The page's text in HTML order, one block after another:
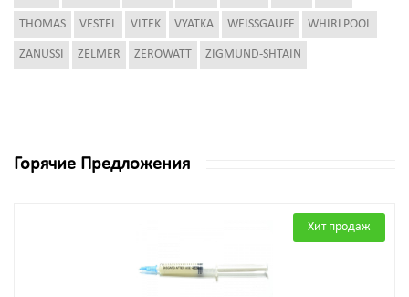
THOMAS VESTEL VITEK VYATKA WEISSGAUFF WHIRLPOOL
ZANUSSI ZELMER ZEROWATT ZIGMUND-SHTAIN
Горячие Предложения
Хит продаж